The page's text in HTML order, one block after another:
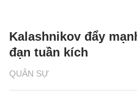
QUÂN SỰ
Kalashnikov đẩy
đạn tuần kích